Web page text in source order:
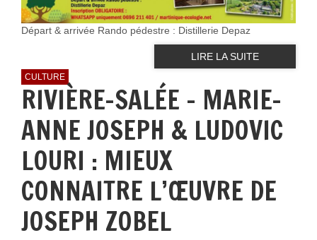
Départ & arrivée Rando pédestre : Distillerie Depaz
LIRE LA SUITE
CULTURE
RIVIÈRE-SALÉE – MARIE-
ANNE JOSEPH & LUDOVIC
LOURI : MIEUX
CONNAITRE L’ŒUVRE DE
JOSEPH ZOBEL